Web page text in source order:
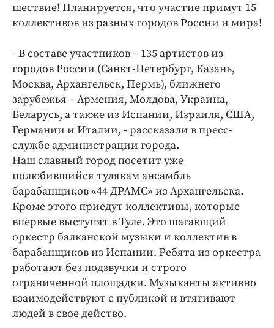
шествие! Планируется, что участие примут 15
коллективов из разных городов России и мира!
- В составе участников – 135 артистов из
городов России (Санкт-Петербург, Казань,
Москва, Архангельск, Пермь), ближнего
зарубежья – Армения, Молдова, Украина,
Беларусь, а также из Испании, Израиля, США,
Германии и Италии, - рассказали в пресс-
службе администрации города.
Наш славный город посетит уже
полюбившийся тулякам ансамбль
барабанщиков «44 ДРАМС» из Архангельска.
Кроме этого приедут коллективы, которые
впервые выступят в Туле. Это шагающий
оркестр балканской музыки и коллектив в
барабанщиков из Испании. Ребята из оркестра
работают без подзвучки и строго
ограниченной площадки. Музыканты активно
взаимодействуют с публикой и втягивают
людей в свое действо.